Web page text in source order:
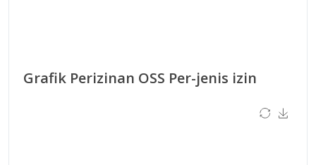
Grafik Perizinan OSS Per-jenis izin